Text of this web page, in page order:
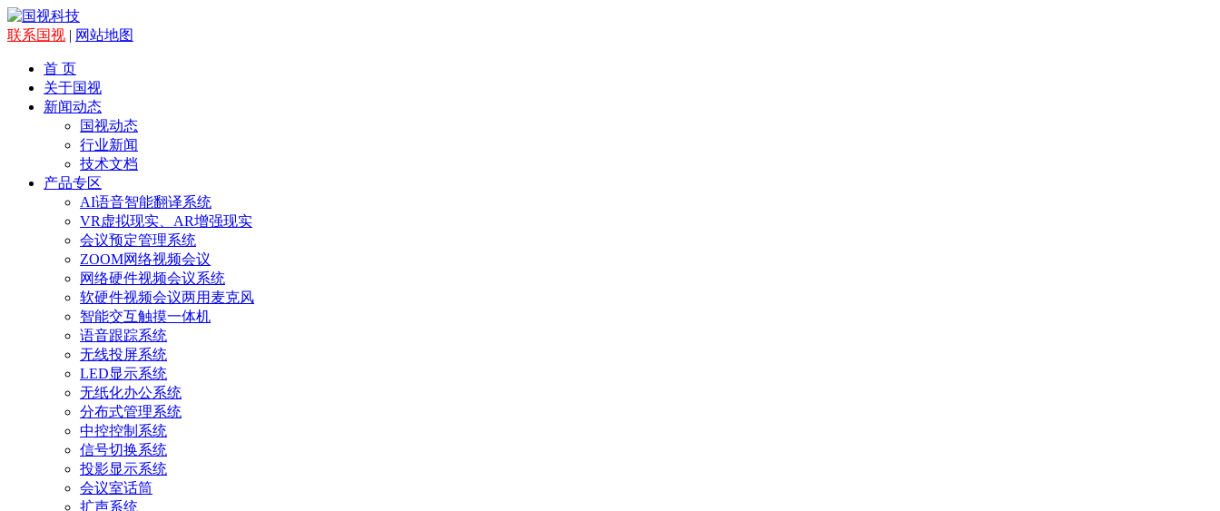
联系国视 | 网站地图
首 页
关于国视
新闻动态
国视动态
行业新闻
技术文档
产品专区
AI语音智能翻译系统
VR虚拟现实、AR增强现实
会议预定管理系统
ZOOM网络视频会议
网络硬件视频会议系统
软硬件视频会议两用麦克风
智能交互触摸一体机
语音跟踪系统
无线投屏系统
LED显示系统
无纸化办公系统
分布式管理系统
中控控制系统
信号切换系统
投影显示系统
会议室话筒
扩声系统